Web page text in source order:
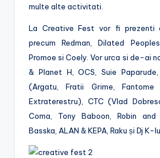
multe alte activitati.
La Creative Fest vor fi prezenti
precum Redman, Dilated
Promoe si Coely. Vor urca si de-ai
& Planet H, OCS, Suie
(Argatu, Fratii Grime,
Extraterestru), CTC (Vlad
Coma, Tony Baboon, Robin
Basska, ALAN & KEPA, Raku și Dj K-